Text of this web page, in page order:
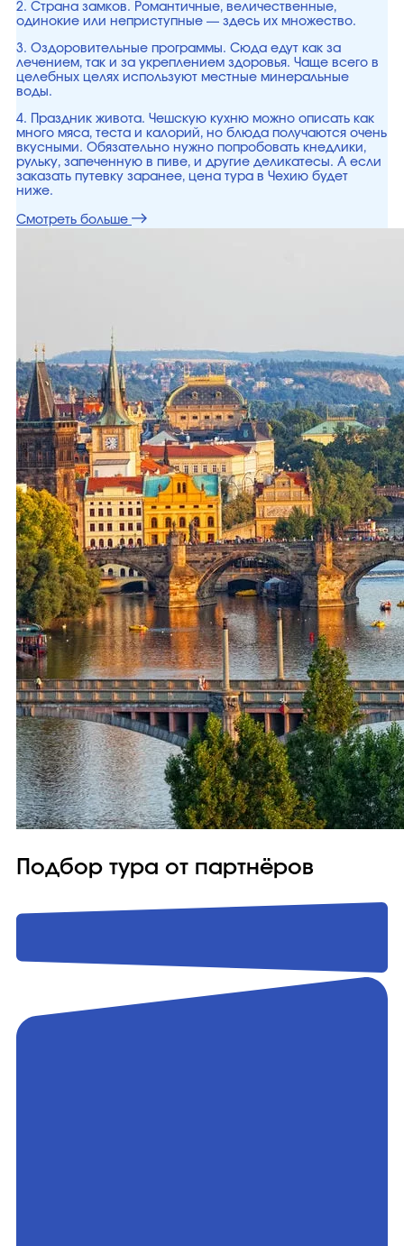
2. Страна замков. Романтичные, величественные,
одинокие или неприступные — здесь их множество.
3. Оздоровительные программы. Сюда едут как за
лечением, так и за укреплением здоровья. Чаще всего в
целебных целях используют местные минеральные
воды.
4. Праздник живота. Чешскую кухню можно описать как
много мяса, теста и калорий, но блюда получаются очень
вкусными. Обязательно нужно попробовать кнедлики,
рульку, запеченную в пиве, и другие деликатесы. А если
заказать путевку заранее, цена тура в Чехию будет
ниже.
Смотреть больше
Подбор тура от партнёров